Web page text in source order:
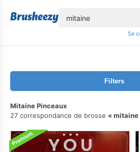
Se
Filters
Mitaine Pinceaux
27 correspondance de brosse
mitaine